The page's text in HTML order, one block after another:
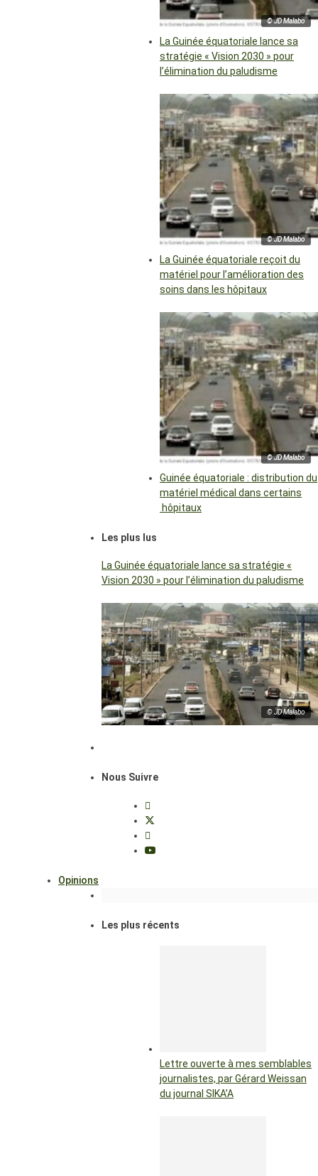
© JD Malabo
La Guinée équatoriale lance sa
stratégie « Vision 2030 » pour
l’élimination du paludisme
© JD Malabo
La Guinée équatoriale reçoit du
matériel pour l’amélioration des
soins dans les hôpitaux
© JD Malabo
Guinée équatoriale : distribution du
matériel médical dans certains
hôpitaux
Les plus lus
La Guinée équatoriale lance sa stratégie «
Vision 2030 » pour l’élimination du paludisme
© JD Malabo
Nous Suivre
Opinions
Les plus récents
Lettre ouverte à mes semblables
journalistes, par Gérard Weissan
du journal SIKA’A